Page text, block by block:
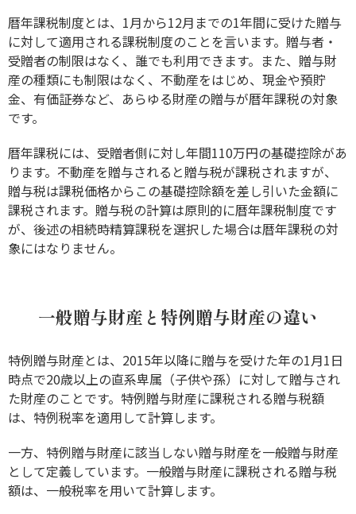
暦年課税制度とは、1月から12月までの1年間に受けた贈与
に対して適用される課税制度のことを言います。贈与者・
受贈者の制限はなく、誰でも利用できます。また、贈与財
産の種類にも制限はなく、不動産をはじめ、現金や預貯
金、有価証券など、あらゆる財産の贈与が暦年課税の対象
です。
暦年課税には、受贈者側に対し年間110万円の基礎控除があ
ります。不動産を贈与されると贈与税が課税されますが、
贈与税は課税価格からこの基礎控除額を差し引いた金額に
課税されます。贈与税の計算は原則的に暦年課税制度です
が、後述の相続時精算課税を選択した場合は暦年課税の対
象にはなりません。
一般贈与財産と特例贈与財産の違い
特例贈与財産とは、2015年以降に贈与を受けた年の1月1日
時点で20歳以上の直系卑属（子供や孫）に対して贈与され
た財産のことです。特例贈与財産に課税される贈与税額
は、特例税率を適用して計算します。
一方、特例贈与財産に該当しない贈与財産を一般贈与財産
として定義しています。一般贈与財産に課税される贈与税
額は、一般税率を用いて計算します。